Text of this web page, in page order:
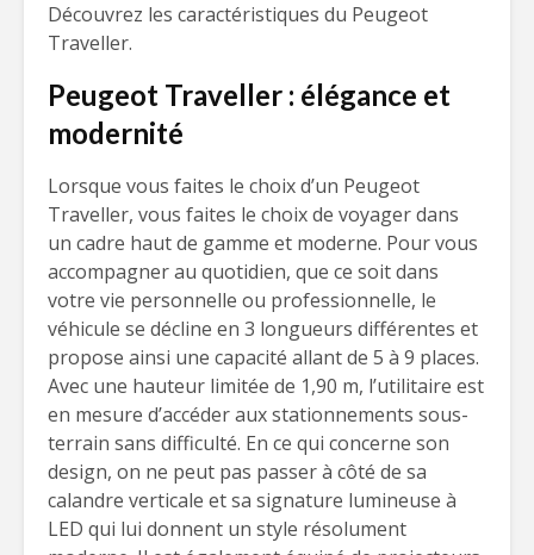
Découvrez les caractéristiques du Peugeot
Traveller.
Peugeot Traveller : élégance et
modernité
Lorsque vous faites le choix d’un Peugeot
Traveller, vous faites le choix de voyager dans
un cadre haut de gamme et moderne. Pour vous
accompagner au quotidien, que ce soit dans
votre vie personnelle ou professionnelle, le
véhicule se décline en 3 longueurs différentes et
propose ainsi une capacité allant de 5 à 9 places.
Avec une hauteur limitée de 1,90 m, l’utilitaire est
en mesure d’accéder aux stationnements sous-
terrain sans difficulté. En ce qui concerne son
design, on ne peut pas passer à côté de sa
calandre verticale et sa signature lumineuse à
LED qui lui donnent un style résolument